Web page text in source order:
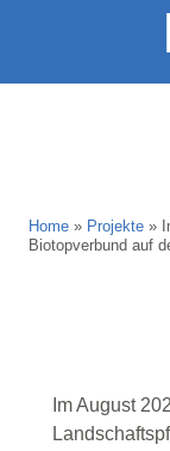
Home » Projekte »
Biotopverbund auf
Im August